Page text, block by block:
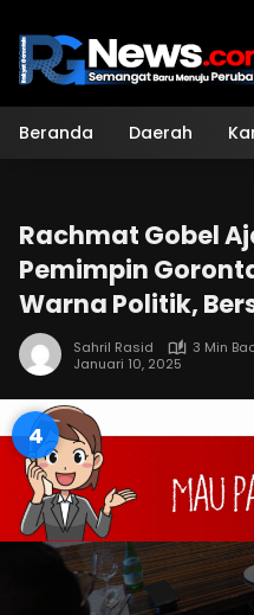
konten
Beranda Daerah
Rachmat Gobel
Pemimpin
Warna Politik,
Sahril Rasid
3 Min
Januari 10, 2025
3